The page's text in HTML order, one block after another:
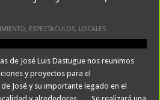
, ESPECTACULOS, LOCALES
de José Luis Dastugue nos reunimos
y proyectos para el
José y su importante legado en el